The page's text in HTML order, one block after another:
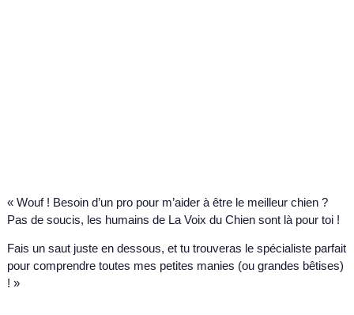
« Wouf ! Besoin d’un pro pour m’aider à être le meilleur chien ?
Pas de soucis, les humains de La Voix du Chien sont là pour toi !
Fais un saut juste en dessous, et tu trouveras le spécialiste parfait
pour comprendre toutes mes petites manies (ou grandes bêtises)
! »